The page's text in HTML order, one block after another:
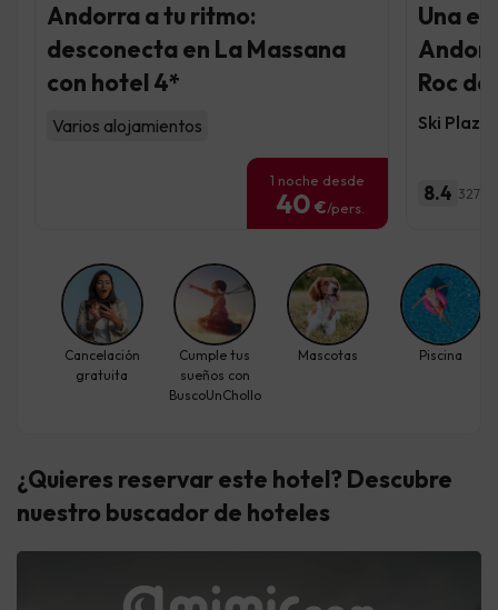
Andorra a tu ritmo:
desconecta en La Massana
con hotel 4*
Varios alojamientos
1 noche desde
40 €/pers.
Una
Roc
Ski
8.4 3271
Cancelación
gratuita
Cumple tus
sueños con
BuscoUnChollo
Mascotas Piscina
¿Quieres reservar este hotel? Descubre
nuestro buscador de hoteles